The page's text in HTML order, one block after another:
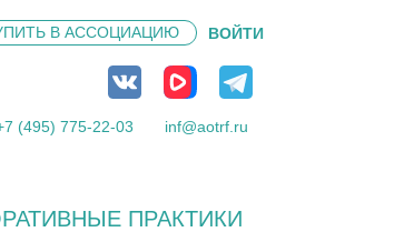
В АССОЦИАЦИЮ ВОЙТИ
(495) 775-22-03 inf@aotrf.ru
ПРАКТИКИ